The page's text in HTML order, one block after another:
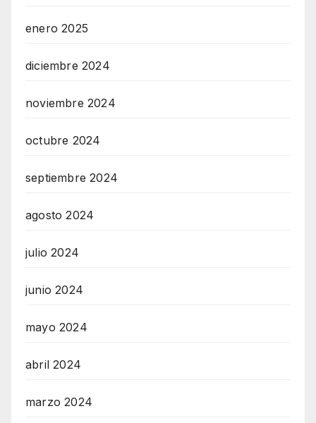
enero 2025
diciembre 2024
noviembre 2024
octubre 2024
septiembre 2024
agosto 2024
julio 2024
junio 2024
mayo 2024
abril 2024
marzo 2024